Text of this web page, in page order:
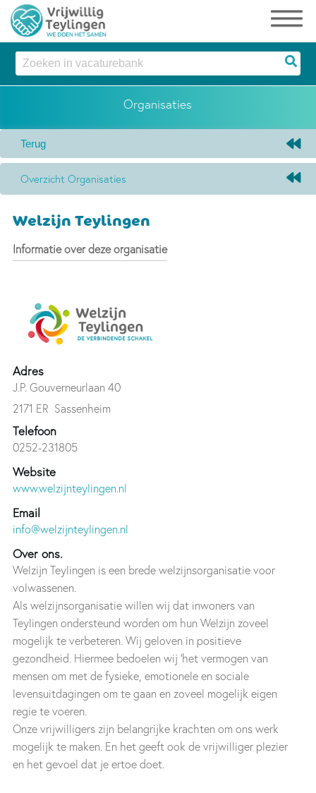
Organisaties
Overzicht Organisaties
Welzijn Teylingen
Informatie over deze organisatie
Adres
J.P. Gouverneurlaan 40
2171 ER Sassenheim
Telefoon
0252-231805
Website
www.welzijnteylingen.nl
Email
info@welzijnteylingen.nl
Over ons.
Welzijn Teylingen is een brede welzijnsorganisatie voor
volwassenen.
Als welzijnsorganisatie willen wij dat inwoners van
Teylingen ondersteund worden om hun Welzijn zoveel
mogelijk te verbeteren. Wij geloven in positieve
gezondheid. Hiermee bedoelen wij ‘het vermogen van
mensen om met de fysieke, emotionele en sociale
levensuitdagingen om te gaan en zoveel mogelijk eigen
regie te voeren.
Onze vrijwilligers zijn belangrijke krachten om ons werk
mogelijk te maken. En het geeft ook de vrijwilliger plezier
en het gevoel dat je ertoe doet.